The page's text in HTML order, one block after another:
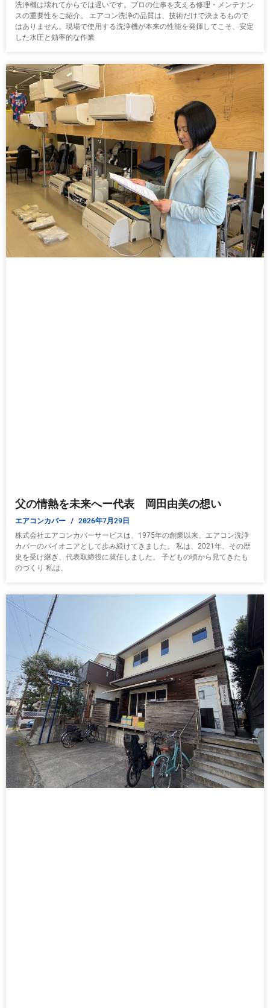
洗浄機は壊れてからでは遅いです。プロの仕事を支える修理・メンテナン
スの重要性をご紹介。 エアコン洗浄の品質は、技術だけで決まるもので
はありません。現場で使用する洗浄機が本来の性能を発揮してこそ、安定
した水圧と効率的な作業
父の情熱を未来へー代表 岡田由美の想い
エアコンカバー 2026年7月29日
株式会社エアコンカバーサービスは、1975年の創業以来、エアコン洗浄
カバーのパイオニアとして歩み続けてきました。 私は、2021年、その歴
史を受け継ぎ、代表取締役に就任しました。 子どもの頃から見てきたも
のづくり 私は、